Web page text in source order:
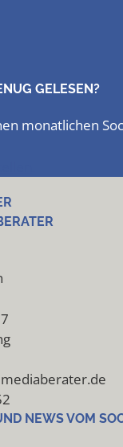
GELESEN?
monatlichen
NEWS VOM